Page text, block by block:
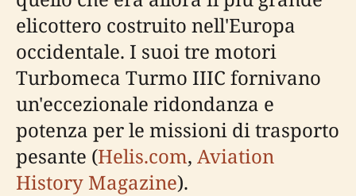
elicottero costruito nell'Europa
occidentale. I suoi tre motori
Turbomeca Turmo IIIC fornivano
un'eccezionale ridondanza e
potenza per le missioni di trasporto
pesante (Helis.com, Aviation
History Magazine).